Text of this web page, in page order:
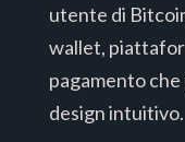
utente di
wallet,
pagamento
design intuitivo.